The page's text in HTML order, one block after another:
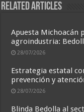
Related Articles
Apuesta Michoacán
agroindustria:
28/07/2026
Estrategia estatal
prevención y
28/07/2026
Blinda Bedolla al